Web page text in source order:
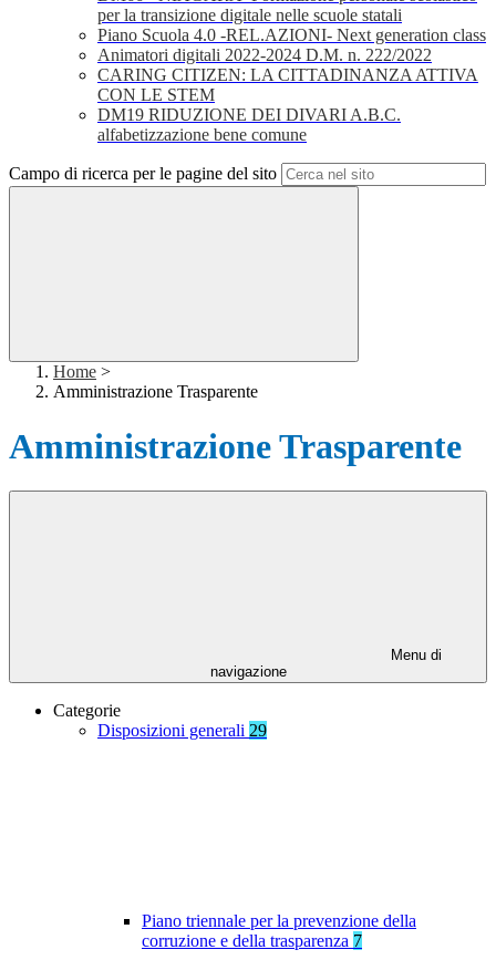
per la transizione digitale nelle scuole statali
Piano Scuola 4.0 -REL.AZIONI- Next generation class
Animatori digitali 2022-2024 D.M. n. 222/2022
CARING CITIZEN: LA CITTADINANZA ATTIVA
CON LE STEM
DM19 RIDUZIONE DEI DIVARI A.B.C.
alfabetizzazione bene comune
Campo di ricerca per le pagine del sito
Home >
Amministrazione Trasparente
Amministrazione Trasparente
Menu di
navigazione
Categorie
Disposizioni generali 29
Piano triennale per la prevenzione della
corruzione e della trasparenza 7